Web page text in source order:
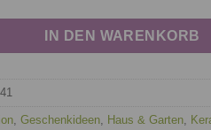
IN DEN WARENKORB
Geschenkideen Haus & Garten